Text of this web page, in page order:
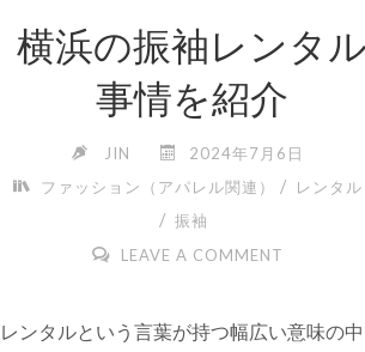
横浜の振袖レンタル
事情を紹介
JIN
2024年7月6日
ファッション（アパレル関連）
/ レンタル
/ 振袖
LEAVE A COMMENT
レンタルという言葉が持つ幅広い意味の中